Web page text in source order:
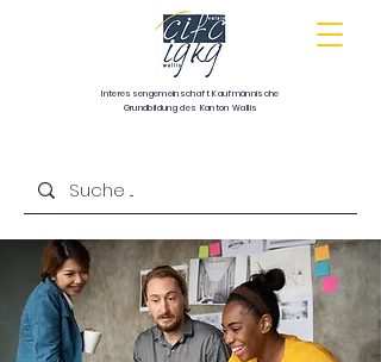
InteressengemeinschaftKaufmännische
Grundbildungdes Kanton Wallis